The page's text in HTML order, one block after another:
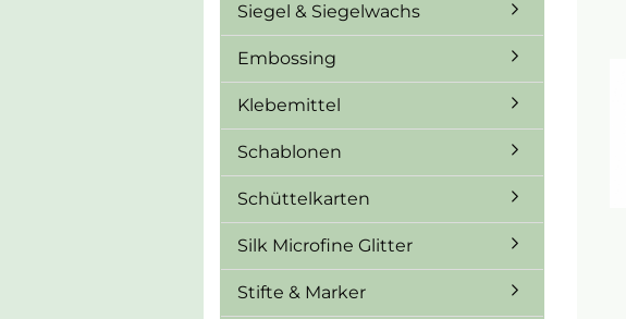
Siegel & Siegelwachs
Embossing
Klebemittel
Schablonen
Schüttelkarten
Silk Microfine Glitter
Stifte & Marker